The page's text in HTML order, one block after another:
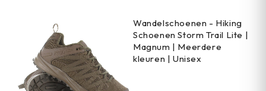
Wandelschoenen - Hiking
Schoenen Storm Trail Lite |
Magnum | Meerdere
kleuren | Unisex